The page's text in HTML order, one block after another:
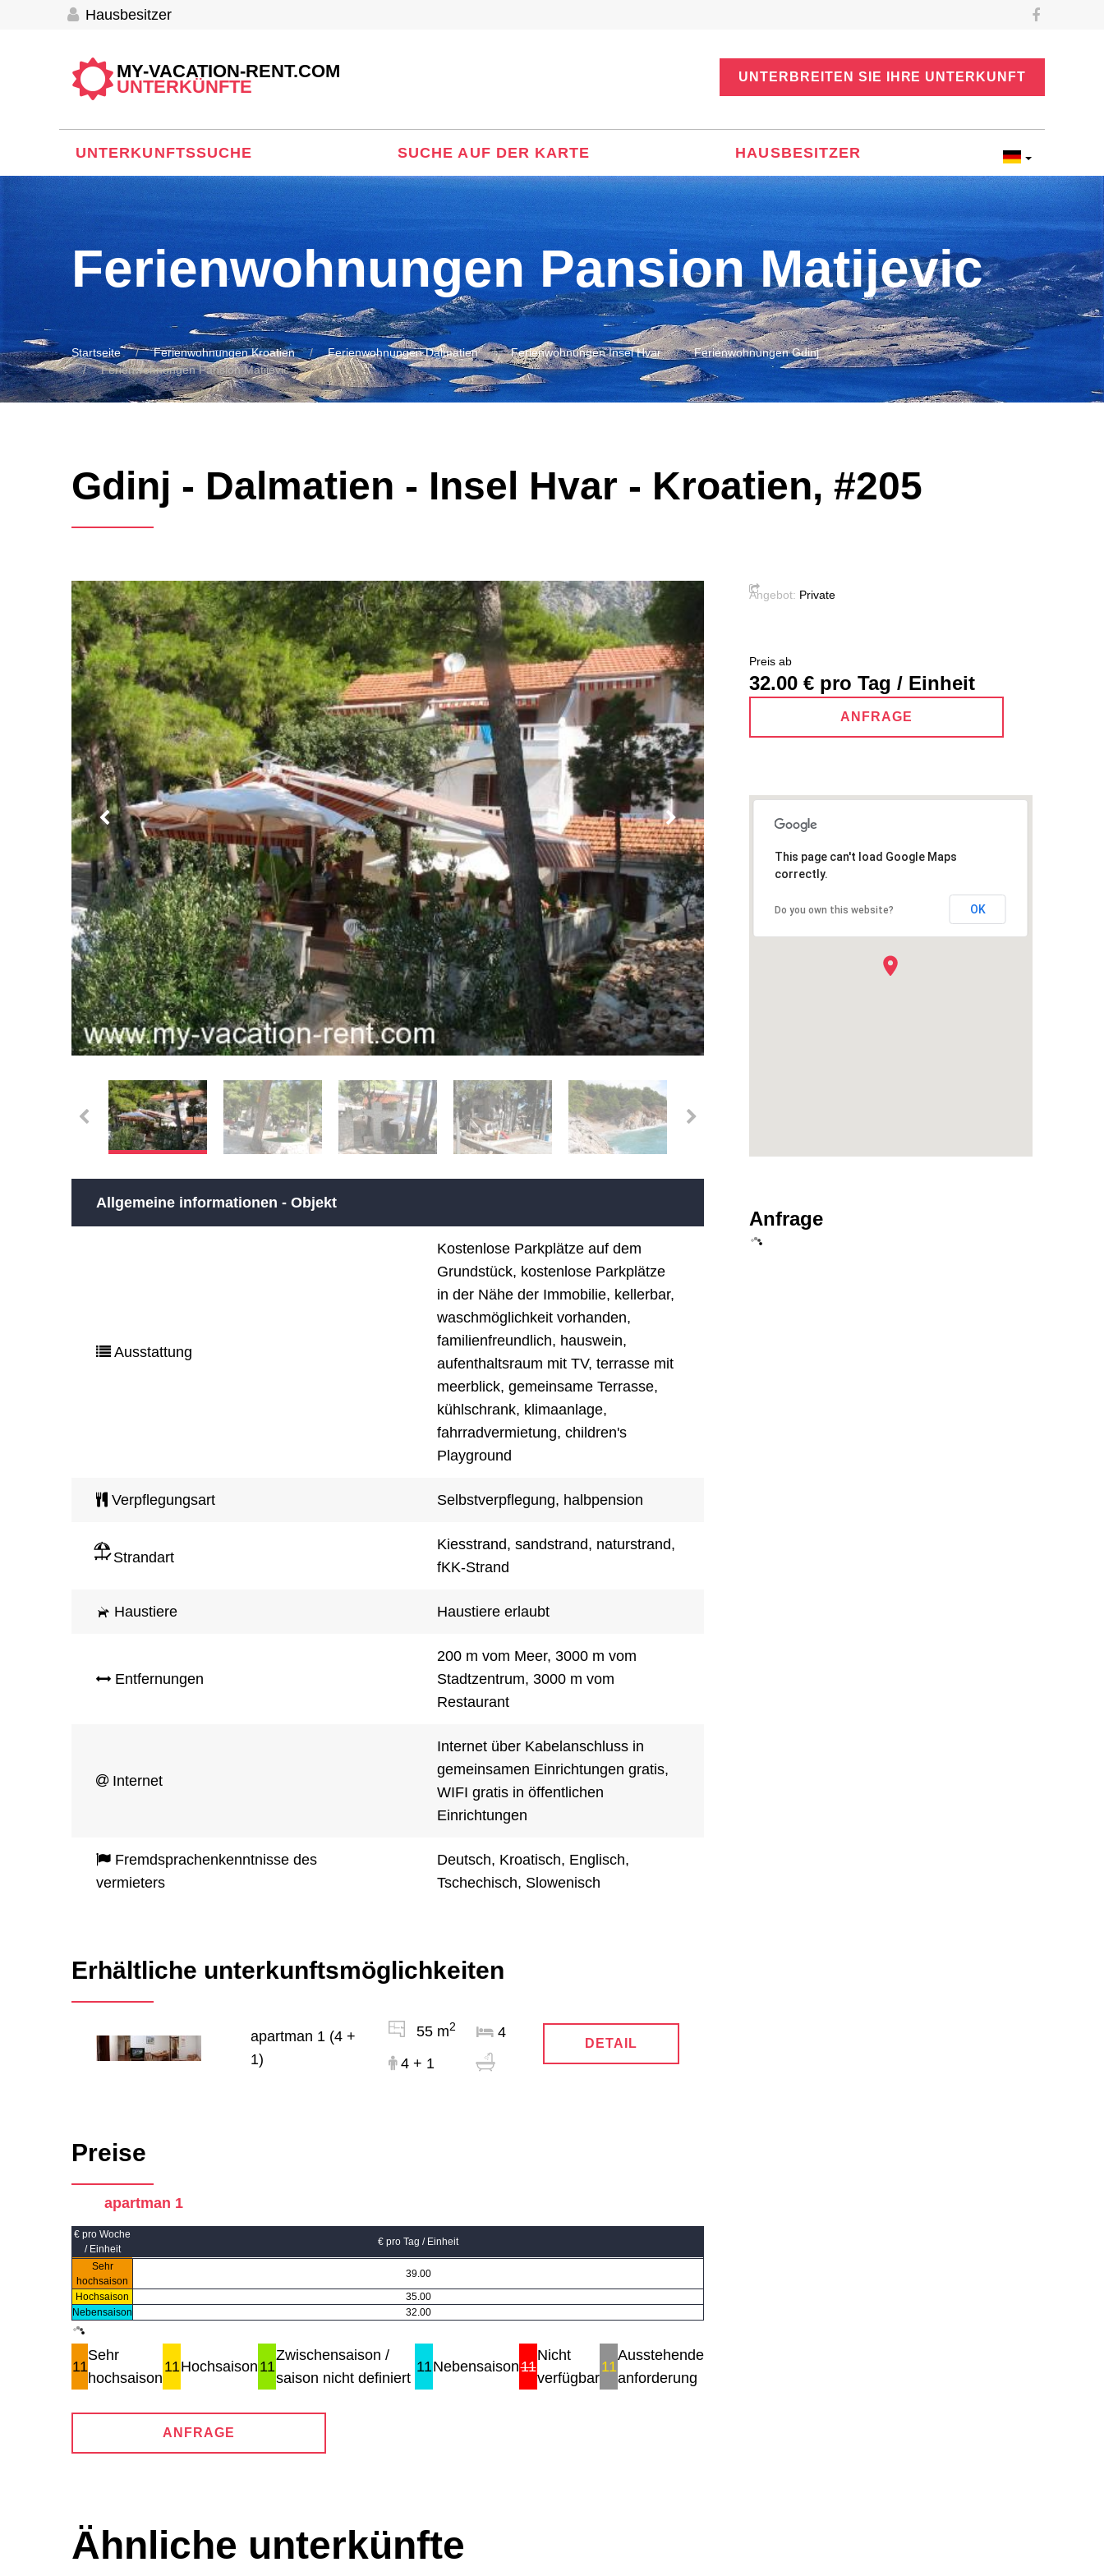
Hausbesitzer
MY-VACATION-RENT.COM
UNTERKÜNFTE UNTERBREITEN SIE IHRE UNTERKUNFT
UNTERKUNFTSSUCHE SUCHE AUF DER KARTE HAUSBESITZER
Ferienwohnungen Pansion Matijevic
Startseite Ferienwohnungen Kroatien Ferienwohnungen Dalmatien Ferienwohnungen Insel Hvar
Ferienwohnungen Gdinj
Ferienwohnungen Pansion Matijevic
Gdinj - Dalmatien - Insel Hvar - Kroatien, #205
Allgemeine informationen - Objekt
Ausstattung
Kostenlose Parkplätze auf dem
Grundstück, kostenlose Parkplätze
in der Nähe der Immobilie, kellerbar,
waschmöglichkeit vorhanden,
familienfreundlich, hauswein,
aufenthaltsraum mit TV, terrasse mit
meerblick, gemeinsame Terrasse,
kühlschrank, klimaanlage,
fahrradvermietung, children's
Playground
Verpflegungsart Selbstverpflegung, halbpension
Strandart
Kiesstrand, sandstrand, naturstrand,
fKK-Strand
Haustiere Haustiere erlaubt
Entfernungen
200 m vom Meer, 3000 m vom
Stadtzentrum, 3000 m vom
Restaurant
Internet
Internet über Kabelanschluss in
gemeinsamen Einrichtungen gratis,
WIFI gratis in öffentlichen
Einrichtungen
Fremdsprachenkenntnisse des
vermieters
Deutsch, Kroatisch, Englisch,
Tschechisch, Slowenisch
Erhältliche unterkunftsmöglichkeiten
apartman 1 (4 +
1)
55 m2
4 + 1
4
DETAIL
Preise
apartman 1
€ pro Woche
/ Einheit
€ pro Tag / Einheit
Sehr
hochsaison
39.00
Hochsaison
35.00
Nebensaison
32.00
11
Sehr
hochsaison
11Hochsaison 11
Zwischensaison /
saison nicht definiert
11Nebensaison11
Nicht
verfügbar
11
Ausstehende
anforderung
ANFRAGE
Angebot: Private
This page can't load Google Maps
correctly.
Do you own this website? OK
Preis ab
32.00 € pro Tag / Einheit
ANFRAGE
Anfrage
Ähnliche unterkünfte